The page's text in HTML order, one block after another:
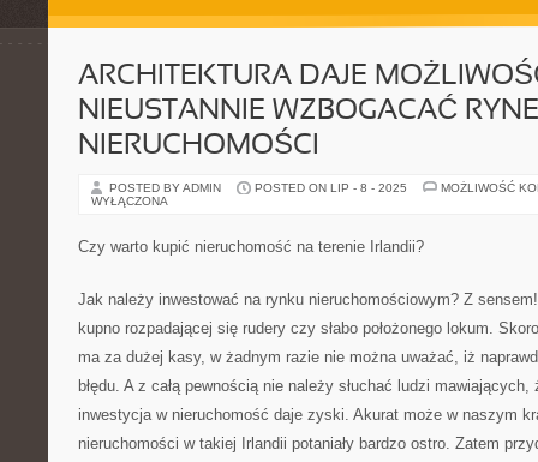
ARCHITEKTURA DAJE
NIEUSTANNIE WZBOGACAĆ
NIERUCHOMOŚCI
POSTED BY ADMIN POSTED ON LIP - 8 - 2025
MOŻLIWOŚĆ
WYŁĄCZONA
Czy warto kupić nieruchomość na terenie Irlandii?
Jak należy inwestować na rynku nieruchomościowym? Z
kupno rozpadającej się rudery czy słabo położonego lokum.
ma za dużej kasy, w żadnym razie nie można uważać, iż
błędu. A z całą pewnością nie należy słuchać ludzi mawiających,
inwestycja w nieruchomość daje zyski. Akurat może w naszym
nieruchomości w takiej Irlandii potaniały bardzo ostro. Zatem